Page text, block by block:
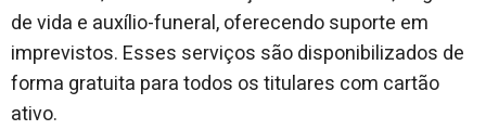
de vida e auxílio-funeral, oferecendo suporte em
imprevistos. Esses serviços são disponibilizados de
forma gratuita para todos os titulares com cartão
ativo.